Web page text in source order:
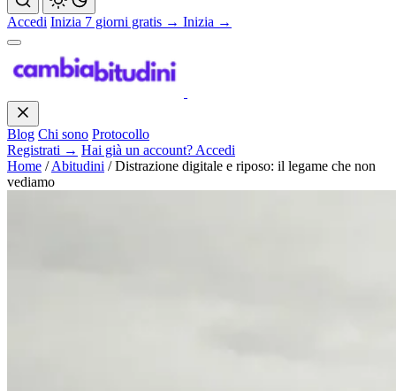
Accedi Inizia 7 giorni gratis → Inizia →
Blog Chi sono Protocollo
Registrati → Hai già un account? Accedi
Home / Abitudini / Distrazione digitale e riposo: il legame che non
vediamo